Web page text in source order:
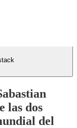
las dos
del